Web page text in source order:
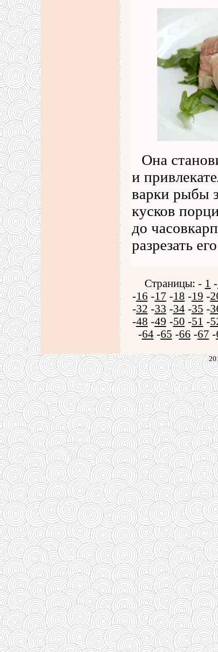
Она
и
варки рыбы
кусков
до
разрезать
Страницы: - 1 -
-16 -17 -18 -19 -
-32 -33 -34-35 -
-48 -49 -50 -51 -
-64-65 -66 -67 -